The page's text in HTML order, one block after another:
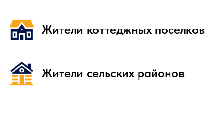
Жители коттеджных поселков
Жители сельских районов